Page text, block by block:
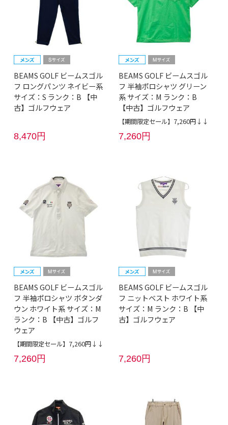
BEAMS GOLF ビームスゴル
フ ロングパンツ ネイビー系
サイズ：S ランク：B 【中
古】ゴルフウェア
8,470円
BEAMS GOLF ビームスゴル
フ 半袖ポロシャツ グリーン
系 サイズ：M ランク：B
【中古】ゴルフウェア
【期間限定セール】7,260円↓↓
7,260円
BEAMS GOLF ビームスゴル
フ 半袖ポロシャツ ボタンダ
ウン ホワイト系 サイズ：M
ランク：B 【中古】ゴルフ
ウェア
【期間限定セール】7,260円↓↓
7,260円
BEAMS GOLF ビームスゴル
フ ニットベスト ホワイト系
サイズ：M ランク：B 【中
古】ゴルフウェア
7,260円